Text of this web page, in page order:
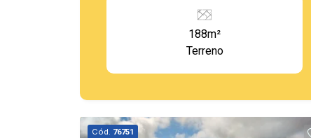
188m²
Terreno
Cód. 76751